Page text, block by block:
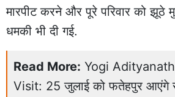
मारपीट करने और पूरे परिवार को झूठे
धमकी भी दी गई.
Read More: Yogi
Visit: 25 जुलाई को फतेहपुर आएंगे